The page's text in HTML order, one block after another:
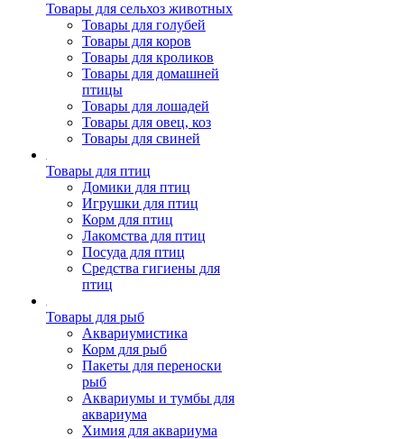
Товары для сельхоз животных
Товары для голубей
Товары для коров
Товары для кроликов
Товары для домашней
птицы
Товары для лошадей
Товары для овец, коз
Товары для свиней
Товары для птиц
Домики для птиц
Игрушки для птиц
Корм для птиц
Лакомства для птиц
Посуда для птиц
Средства гигиены для
птиц
Товары для рыб
Аквариумистика
Корм для рыб
Пакеты для переноски
рыб
Аквариумы и тумбы для
аквариума
Химия для аквариума